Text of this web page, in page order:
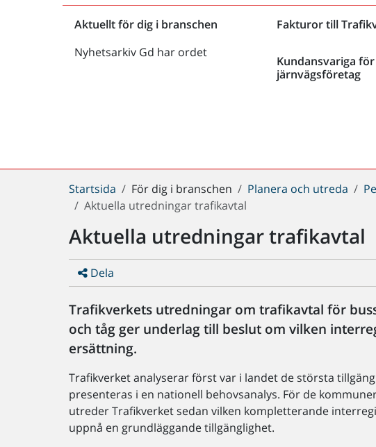
Aktuellt för dig i branschen
Nyhetsarkiv Gd har ordet
Fakturor till
Kundansvariga för
järnvägsföretag
Du
är
Startsida För dig i branschen Planera och utreda
Aktuella utredningar trafikavtal
Aktuella utredningar trafikavtal
Dela
Trafikverkets utredningar om trafikavtal för
och tåg ger underlag till beslut om vilken
ersättning.
Trafikverket analyserar först var i landet de största
presenteras i en nationell behovsanalys. För de
utreder Trafikverket sedan vilken kompletterande
uppnå en grundläggande tillgänglighet.